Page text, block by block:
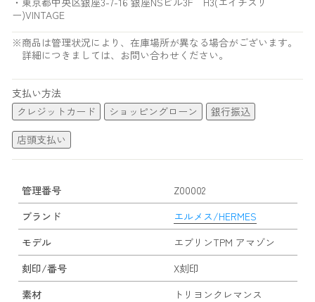
ー)VINTAGE
※商品は管理状況により、在庫場所が異なる場合がございます。
詳細につきましては、お問い合わせください。
支払い方法
クレジットカード
ショッピングローン
銀行振込
店頭支払い
管理番号
Z00002
ブランド
エルメス/HERMES
モデル
エブリンTPM アマゾン
刻印/番号
X刻印
素材
トリヨンクレマンス